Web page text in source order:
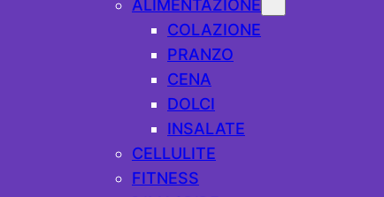
ALIMENTAZIONE
COLAZIONE
PRANZO
CENA
DOLCI
INSALATE
CELLULITE
FITNESS